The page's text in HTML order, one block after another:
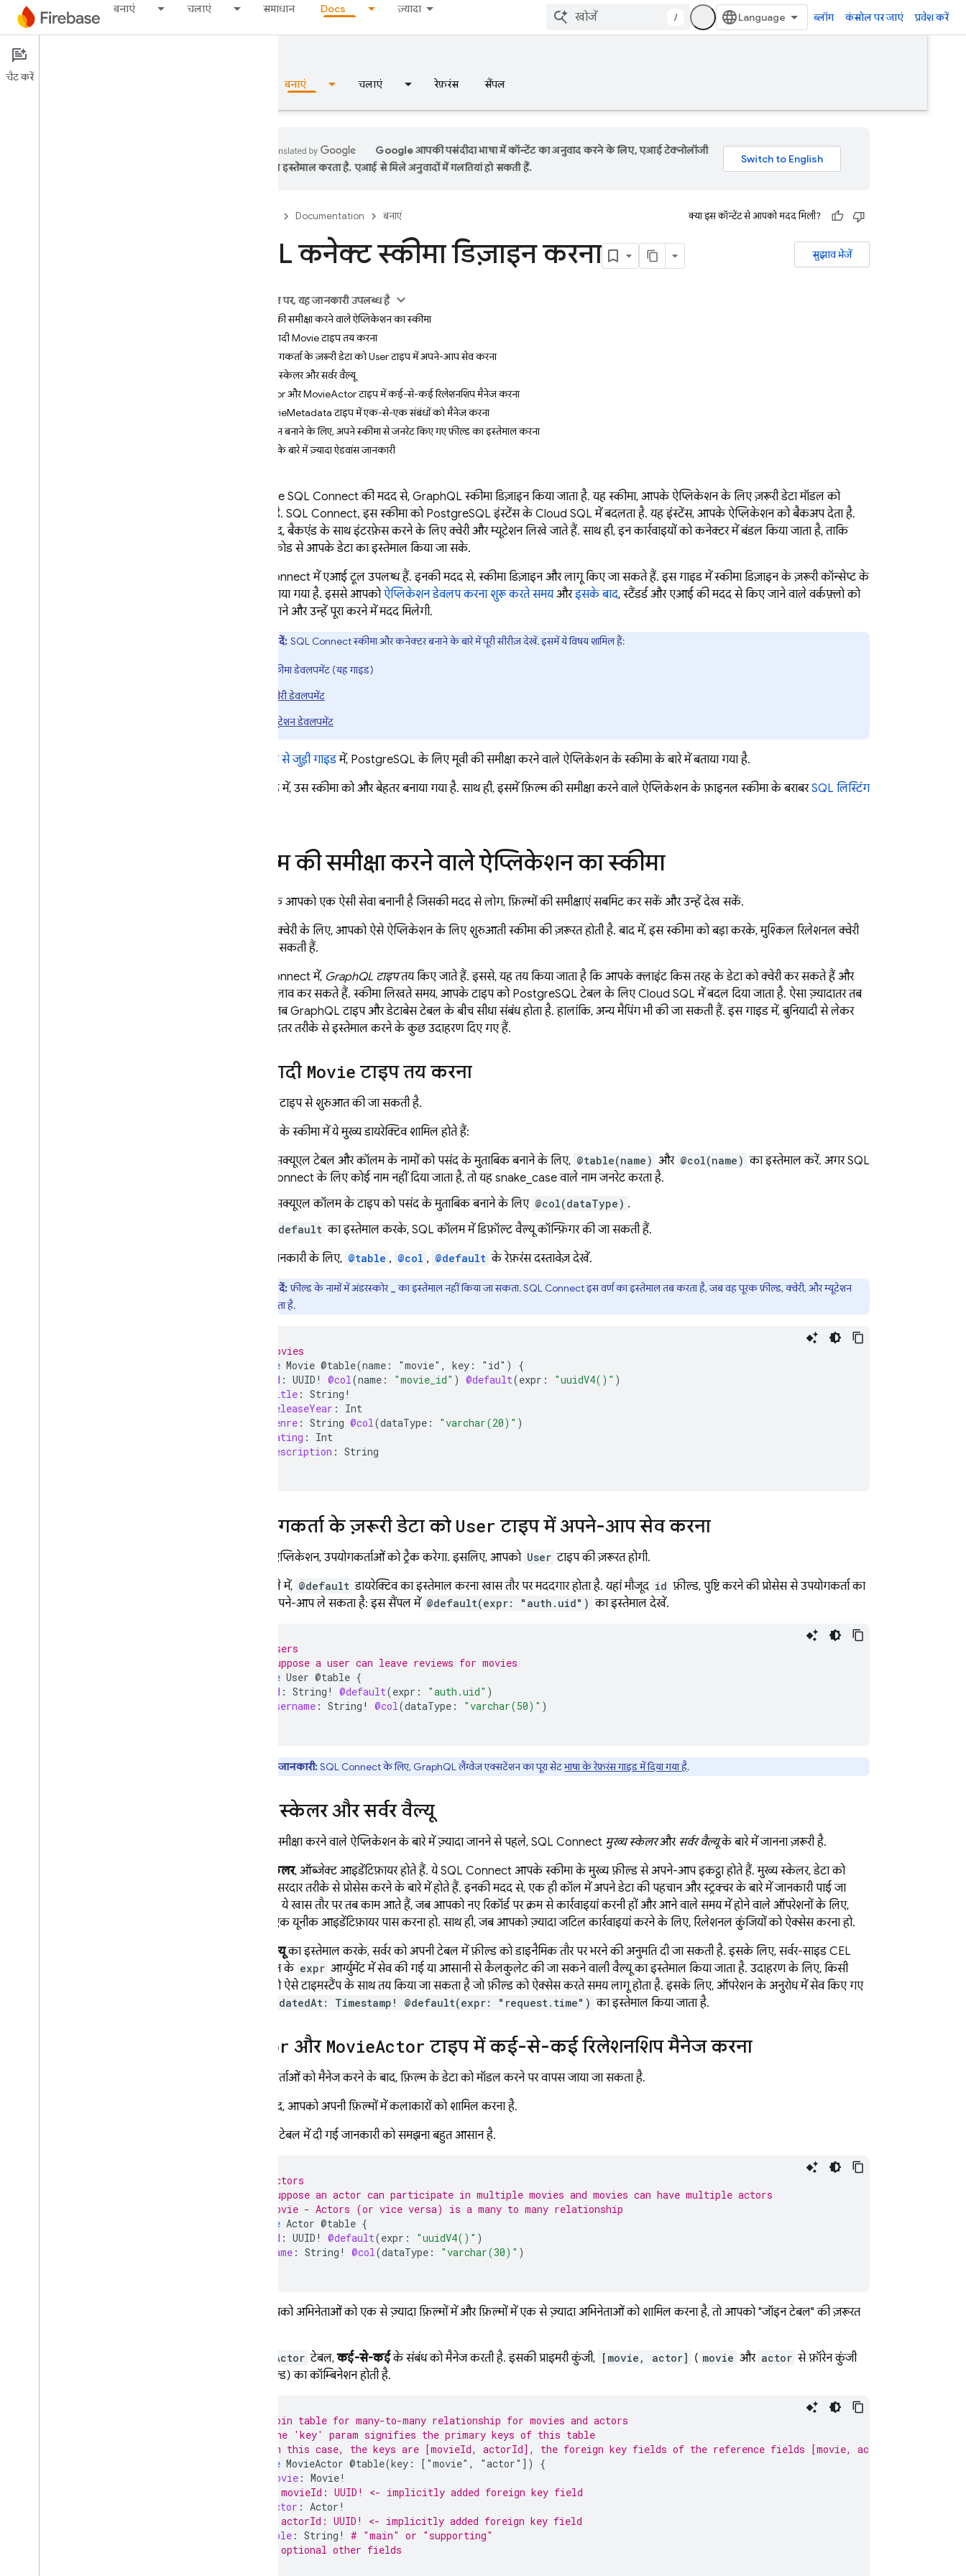
बनाएं चलाएं समाधान Docs ज़्यादा
/ ब्लॉग कंसोल पर जाएं प्रवेश करें
Documentation
खास जानकारी बनाएं चलाएं रेफ़रंस सैंपल
Google आपकी पसंदीदा भाषा में कॉन्टेंट का अनुवाद करने के लिए, एआई टेक्नोलॉजी
का इस्तेमाल करता है. एआई से मिले अनुवादों में गलतियां हो सकती हैं.
Documentation बनाएं क्या इस कॉन्टेंट से आपको मदद मिली?
सुझाव भेजें
SQL कनेक्ट स्कीमा डिज़ाइन करना
इस पेज पर, यह जानकारी उपलब्ध है
फ़िल्म की समीक्षा करने वाले ऐप्लिकेशन का स्कीमा
बुनियादी Movie टाइप तय करना
उपयोगकर्ता के ज़रूरी डेटा को User टाइप में अपने-आप सेव करना
मुख्य स्केलर और सर्वर वैल्यू
Actor और MovieActor टाइप में कई-से-कई रिलेशनशिप मैनेज करना
MovieMetadata टाइप में एक-से-एक संबंधों को मैनेज करना
ऑपरेशन बनाने के लिए, अपने स्कीमा से जनरेट किए गए फ़ील्ड का इस्तेमाल करना
स्कीमा के बारे में ज़्यादा ऐडवांस जानकारी
Firebase SQL Connectकी मदद से, GraphQL स्कीमा डिज़ाइन किया जाता है. यह स्कीमा, आपके ऐप्लिकेशन के लिए ज़रूरी डेटा मॉडल को
दिखाता है. SQL Connect, इस स्कीमा को PostgreSQL इंस्टेंस केCloud SQL में बदलता है. यह इंस्टेंस, आपके ऐप्लिकेशन को बैकअप देता है.
इसके बाद, बैकएंड के साथ इंटरफ़ेस करने के लिए क्वेरी और म्यूटेशन लिखे जाते हैं. साथ ही, इन कार्रवाइयों को कनेक्टर में बंडल किया जाता है, ताकि
क्लाइंट कोड से आपके डेटा का इस्तेमाल किया जा सके.
SQL Connectमें एआई टूल उपलब्ध हैं. इनकी मदद से, स्कीमा डिज़ाइन और लागू किए जा सकते हैं. इस गाइड में स्कीमा डिज़ाइन के ज़रूरी कॉन्सेप्ट के
बारे में बताया गया है. इससे आपकोऐप्लिकेशन डेवलप करना शुरू करते समयऔरइसके बाद, स्टैंडर्ड और एआई की मदद से किए जाने वाले वर्कफ़्लो को
बेहतर बनाने और उन्हें पूरा करने में मदद मिलेगी.
ध्यान दें: SQL Connectस्कीमा और कनेक्टर बनाने के बारे में पूरी सीरीज़ देखें. इसमें ये विषय शामिल हैं:
स्कीमा डेवलपमेंट (यह गाइड)
क्वेरी डेवलपमेंट
म्यूटेशन डेवलपमेंट
शुरू करने से जुड़ी गाइडमें, PostgreSQL के लिए मूवी की समीक्षा करने वाले ऐप्लिकेशन के स्कीमा के बारे में बताया गया है.
इस गाइड में, उस स्कीमा को और बेहतर बनाया गया है. साथ ही, इसमें फ़िल्म की समीक्षा करने वाले ऐप्लिकेशन के फ़ाइनल स्कीमा के बराबरSQL लिस्टिंग
फ़िल्म की समीक्षा करने वाले ऐप्लिकेशन का स्कीमा
मान लें कि आपको एक ऐसी सेवा बनानी है जिसकी मदद से लोग, फ़िल्मों की समीक्षाएं सबमिट कर सकें और उन्हें देख सकें.
बुनियादी क्वेरी के लिए, आपको ऐसे ऐप्लिकेशन के लिए शुरुआती स्कीमा की ज़रूरत होती है. बाद में, इस स्कीमा को बड़ा करके, मुश्किल रिलेशनल क्वेरी
बनाई जा सकती हैं.
SQL Connectमें, GraphQL टाइपतय किए जाते हैं. इससे, यह तय किया जाता है कि आपके क्लाइंट किस तरह के डेटा को क्वेरी कर सकते हैं और
उसमें बदलाव कर सकते हैं. स्कीमा लिखते समय, आपके टाइप को PostgreSQL टेबल के लिएCloud SQL में बदल दिया जाता है. ऐसा ज़्यादातर तब
होता है, जब GraphQL टाइप और डेटाबेस टेबल के बीच सीधा संबंध होता है. हालांकि, अन्य मैपिंग भी की जा सकती हैं. इस गाइड में, बुनियादी से लेकर
ज़्यादा बेहतर तरीके से इस्तेमाल करने के कुछ उदाहरण दिए गए हैं.
बुनियादी Movie टाइप तय करना
टाइप से शुरुआत की जा सकती है.
के स्कीमा में ये मुख्य डायरेक्टिव शामिल होते हैं:
एसक्यूएल टेबल और कॉलम के नामों को पसंद के मुताबिक बनाने के लिए, @table(name) और @col(name) का इस्तेमाल करें. अगरSQL
Connectके लिए कोई नाम नहीं दिया जाता है, तो यह snake_case वाले नाम जनरेट करता है.
एसक्यूएल कॉलम के टाइप को पसंद के मुताबिक बनाने के लिए @col(dataType) .
@default का इस्तेमाल करके, SQL कॉलम में डिफ़ॉल्ट वैल्यू कॉन्फ़िगर की जा सकती हैं.
ज़्यादा जानकारी के लिए, @table , @col , @default के रेफ़रंस दस्तावेज़ देखें.
ध्यान दें:फ़ील्ड के नामों में अंडरस्कोर का इस्तेमाल नहीं किया जा सकता.SQL Connectइस वर्ण का इस्तेमाल तब करता है, जब वह पूरक फ़ील्ड, क्वेरी, और म्यूटेशन
जनरेट करता है.
# Movies
type Movie @table(name: "movie" , key: "id")
{
id : UUID ! @col(name : "movie_id" ) @default(expr : "uuidV4()" )
title : String !
releaseYear :
Int
genre : String @col(dataType : "varchar(20)" )
rating :
Int
description : String
उपयोगकर्ता के ज़रूरी डेटा को User टाइप में अपने-आप सेव करना
आपका ऐप्लिकेशन, उपयोगकर्ताओं को ट्रैक करेगा. इसलिए, आपको User टाइप की ज़रूरत होगी.
इस मामले में, @default डायरेक्टिव का इस्तेमाल करना खास तौर पर मददगार होता है. यहां मौजूद id फ़ील्ड, पुष्टि करने की प्रोसेस से उपयोगकर्ता का
आईडी अपने-आप ले सकता है: इस सैंपल में @default(expr: "auth.uid") का इस्तेमाल देखें.
# Users
# Suppose a user can leave reviews for movies
type User @table {
id : String ! @default(expr : "auth.uid" )
username : String ! @col(dataType : "varchar(50)" )
अहम जानकारी:SQL Connectके लिए, GraphQL लैंग्वेज एक्सटेंशन का पूरा सेटभाषा के रेफ़रंस गाइड में दिया गया है.
मुख्य स्केलर और सर्वर वैल्यू
मूवी की समीक्षा करने वाले ऐप्लिकेशन के बारे में ज़्यादा जानने से पहले, SQL Connect मुख्य स्केलरऔर सर्वर वैल्यूके बारे में जानना ज़रूरी है.
मुख्य स्केलर, ऑब्जेक्ट आइडेंटिफ़ायर होते हैं. येSQL Connect आपके स्कीमा के मुख्य फ़ील्ड से अपने-आप इकट्ठा होते हैं. मुख्य स्केलर, डेटा को
ज़्यादा असरदार तरीके से प्रोसेस करने के बारे में होते हैं. इनकी मदद से, एक ही कॉल में अपने डेटा की पहचान और स्ट्रक्चर के बारे में जानकारी पाई जा
सकती है. ये खास तौर पर तब काम आते हैं, जब आपको नए रिकॉर्ड पर क्रम से कार्रवाइयां करनी हों और आने वाले समय में होने वाले ऑपरेशनों के लिए,
आपको एक यूनीक आइडेंटिफ़ायर पास करना हो. साथ ही, जब आपको ज़्यादा जटिल कार्रवाइयां करने के लिए, रिलेशनल कुंजियों को ऐक्सेस करना हो.
सर्वर वैल्यूका इस्तेमाल करके, सर्वर को अपनी टेबल में फ़ील्ड को डाइनैमिक तौर पर भरने की अनुमति दी जा सकती है. इसके लिए, सर्वर-साइड CEL
एक्सप्रेशन के expr आर्ग्युमेंट में सेव की गई या आसानी से कैलकुलेट की जा सकने वाली वैल्यू का इस्तेमाल किया जाता है. उदाहरण के लिए, किसी
फ़ील्ड को ऐसे टाइमस्टैंप के साथ तय किया जा सकता है जो फ़ील्ड को ऐक्सेस करते समय लागू होता है. इसके लिए, ऑपरेशन के अनुरोध में सेव किए गए
updatedAt: Timestamp! @default(expr: "request.time") का इस्तेमाल किया जाता है.
Actor और MovieActor टाइप में कई-से-कई रिलेशनशिप मैनेज करना
उपयोगकर्ताओं को मैनेज करने के बाद, फ़िल्म के डेटा को मॉडल करने पर वापस जाया जा सकता है.
इसके बाद, आपको अपनी फ़िल्मों में कलाकारों को शामिल करना है.
टेबल में दी गई जानकारी को समझना बहुत आसान है.
# Actors
# Suppose an actor can participate in multiple movies and movies can have multiple actors
# Movie - Actors (or vice versa) is a many to many relationship
type Actor @table {
id : UUID ! @default(expr : "uuidV4()" )
name : String ! @col(dataType : "varchar(30)" )
अगर आपको अभिनेताओं को एक से ज़्यादा फ़िल्मों में और फ़िल्मों में एक से ज़्यादा अभिनेताओं को शामिल करना है, तो आपको "जॉइन टेबल" की ज़रूरत
MovieActor टेबल,कई-से-कईके संबंध को मैनेज करती है. इसकी प्राइमरी कुंजी, [movie, actor] ( movie और actor से फ़ॉरेन कुंजी
वाले फ़ील्ड) का कॉम्बिनेशन होती है.
# Join table for many-to-many relationship for movies and actors
# The 'key' param signifies the primary keys of this table
# In this case, the keys are [movieId, actorId], the foreign key fields of the reference fields [movie, actor]
type MovieActor @table(key: ["movie" , "actor"])
{
movie : Movie!
# movieId: UUID! <- implicitly added foreign key field
actor : Actor !
# actorId: UUID! <- implicitly added foreign key field
role : String !
# "main" or "supporting"
# optional other fields
चैट करें